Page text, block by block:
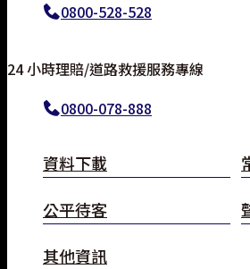
0800-528-528
24 小時理賠/道路救援服務專線
0800-078-888
資料下載
公平待客
其他資訊